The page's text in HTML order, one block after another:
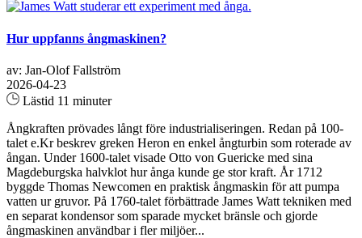
Hur uppfanns ångmaskinen?
av: Jan-Olof Fallström
2026-04-23
Lästid 11 minuter
Ångkraften prövades långt före industrialiseringen. Redan på 100-
talet e.Kr beskrev greken Heron en enkel ångturbin som roterade av
ångan. Under 1600-talet visade Otto von Guericke med sina
Magdeburgska halvklot hur ånga kunde ge stor kraft. År 1712
byggde Thomas Newcomen en praktisk ångmaskin för att pumpa
vatten ur gruvor. På 1760-talet förbättrade James Watt tekniken med
en separat kondensor som sparade mycket bränsle och gjorde
ångmaskinen användbar i fler miljöer...